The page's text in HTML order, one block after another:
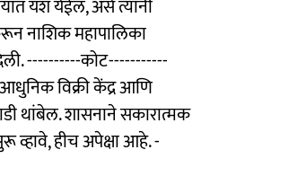
यश येईल, असे त्यांनी
नाशिक महापालिका
----------कोट-----------
विक्री केंद्र आणि
थांबेल. शासनाने सकारात्मक
व्हावे, हीच अपेक्षा आहे. -